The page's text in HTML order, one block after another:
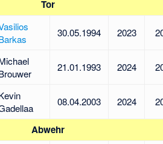
Tor
30.05.1994 2023
21.01.1993 2024
08.04.2003 2024
Abwehr